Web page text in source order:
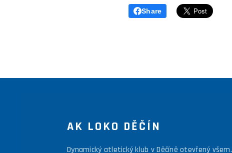
Share
AK LOKO DĚČÍN
Dynamický atletický klub v Děčíně otevřený všem.